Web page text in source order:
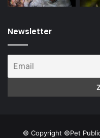
Newsletter
© Copyright ©Pet